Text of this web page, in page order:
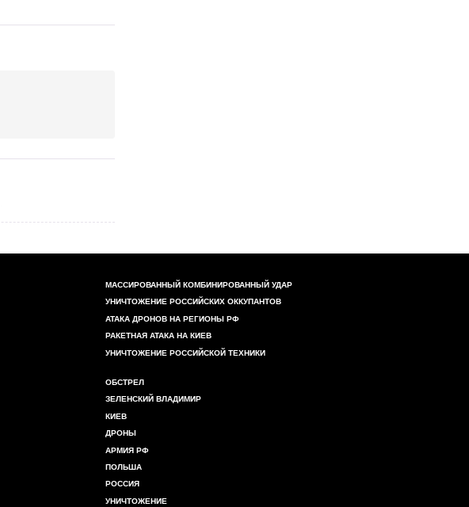
МАССИРОВАННЫЙ КОМБИНИРОВАННЫЙ УДАР
УНИЧТОЖЕНИЕ РОССИЙСКИХ ОККУПАНТОВ
АТАКА ДРОНОВ НА РЕГИОНЫ РФ
РАКЕТНАЯ АТАКА НА КИЕВ
УНИЧТОЖЕНИЕ РОССИЙСКОЙ ТЕХНИКИ
ОБСТРЕЛ
ЗЕЛЕНСКИЙ ВЛАДИМИР
КИЕВ
ДРОНЫ
АРМИЯ РФ
ПОЛЬША
РОССИЯ
УНИЧТОЖЕНИЕ